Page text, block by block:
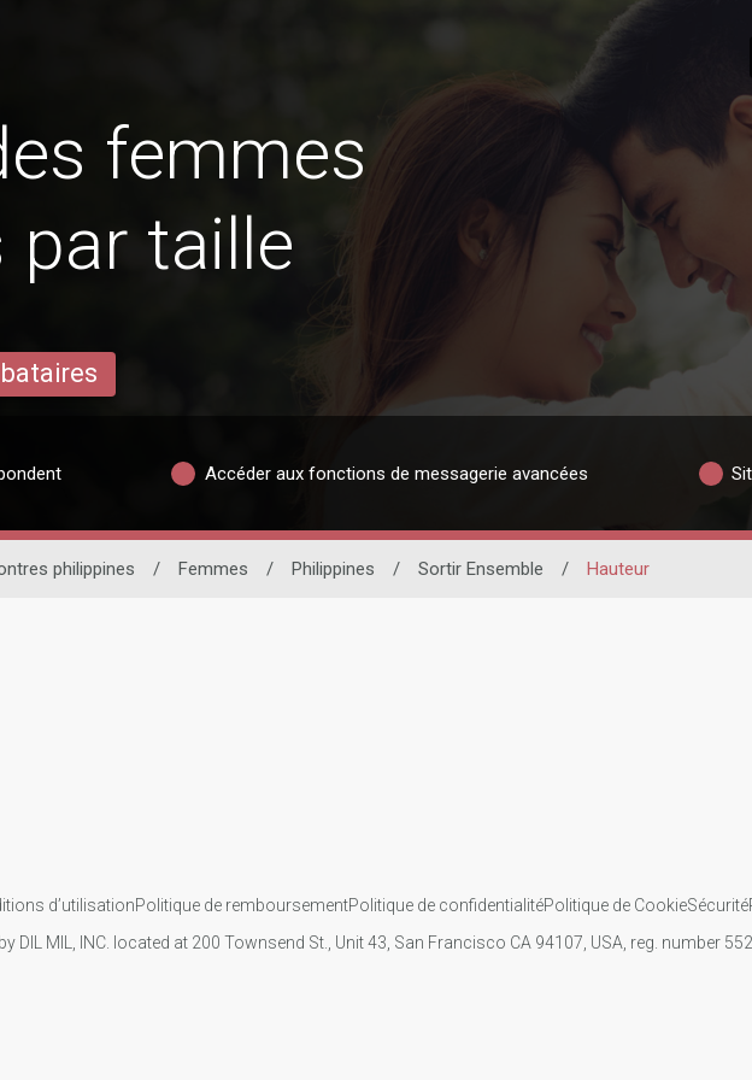
femmes
par taille
Accéder aux fonctions de messagerie avancées
philippines / Femmes / Philippines / Sortir Ensemble / Hauteur
d’utilisationPolitique de remboursementPolitique de confidentialitéPolitique de CookieSécurité
DIL MIL, INC. located at 200 Townsend St., Unit 43, San Francisco CA 94107, USA, reg. number